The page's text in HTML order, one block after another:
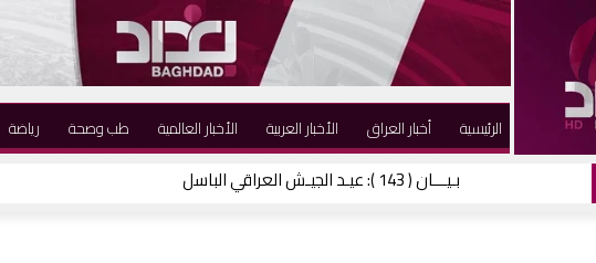
رياضة طب وصحة الأخبار العالمية الأخبار العربية أخبار العراق الرئيسية
بـيـــان ( 143 ): عيـد الجيـش العراقي الباسل
الحركة تهنيء الاستاذ صلاح الدين بمناسبة انتخابه أميناً عاماً